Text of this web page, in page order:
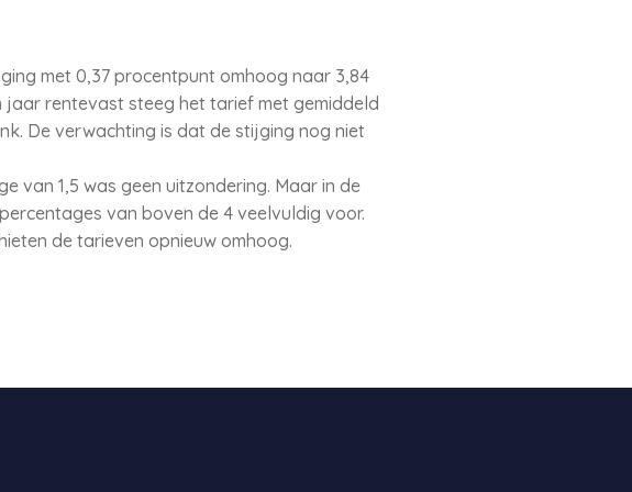
met 0,37 procentpunt omhoog naar 3,84
rentevast steeg het tarief met gemiddeld
De verwachting is dat de stijging nog niet
van 1,5 was geen uitzondering. Maar in de
van boven de 4 veelvuldig voor.
de tarieven opnieuw omhoog.